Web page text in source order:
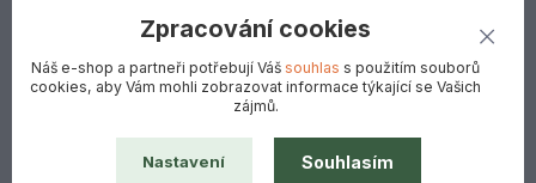
Garance spokojenosti
Všechno zboží skladem
Zpracování cookies
Náš e-shop a partneři potřebují Vášsouhlas s použitím souborů
cookies, aby Vám mohli zobrazovat informace týkající se Vašich
zájmů.
Nastavení Souhlasím